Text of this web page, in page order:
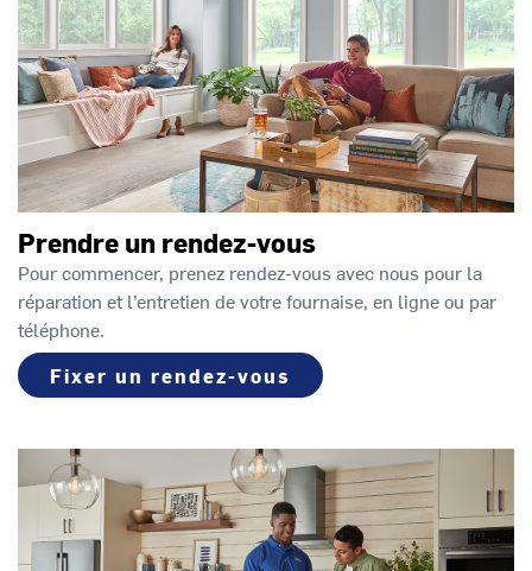
Prendre un rendez-vous
Pour commencer, prenez rendez-vous avec nous pour la
réparation et l’entretien de votre fournaise, en ligne ou par
téléphone.
Fixer un rendez-vous